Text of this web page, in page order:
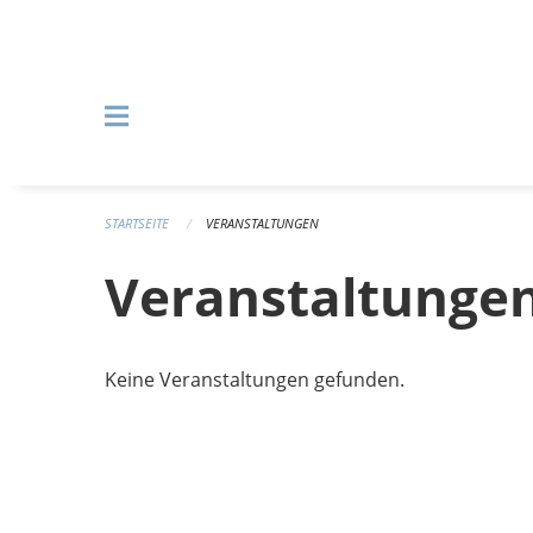
STARTSEITE VERANSTALTUNGEN
Keine Veranstaltungen gefunden.